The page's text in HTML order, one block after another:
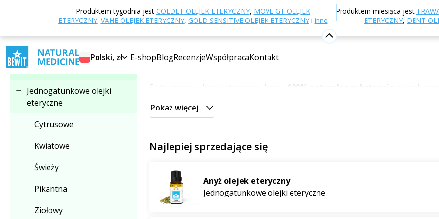
Produktem tygodnia jest COLDET OLEJEK ETERYCZNY, MOVE GT OLEJEK
ETERYCZNY, VAHE OLEJEK ETERYCZNY, GOLD SENSITIVE OLEJEK ETERYCZNYi inne
Produktem miesiąca jest
ETERYCZNY, DENT
Polski, zł E-shopBlogRecenzjeWspółpracaKontakt
Wybierz kategorię
Jednogatunkowe olejki
eteryczne
Jednogatunkowe olejki
eteryczne
Cytrusowe
Kwiatowe
Świeży
Pikantna
Ziołowy
Olejki eteryczne
Jednogatunkowe olejki eteryczne
Jednogatunkowe olejki eteryczne
Wzbogać swoje codzienne życie dobroczynnym działaniem naszych
Są to wysoce skoncentrowane, lotne, 100% naturalne substancje
Ich działanie jest znacznie
Jak stosować pojedyncze olejki eteryczne?
Istnieje wiele sposobów użycia. Można je stosować
Wiele olejków eterycznych
Pokaż więcej
Najlepiej sprzedające się
Anyż olejek eteryczny
Jednogatunkowe olejki eteryczne